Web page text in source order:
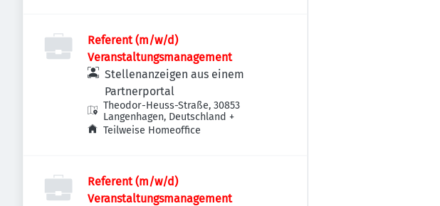
Referent (m/w/d)
Veranstaltungsmanagement
Stellenanzeigen aus einem
Partnerportal
Theodor-Heuss-Straße, 30853
Langenhagen, Deutschland +
Teilweise Homeoffice
Referent (m/w/d)
Veranstaltungsmanagement